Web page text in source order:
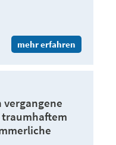
mehr erfahren